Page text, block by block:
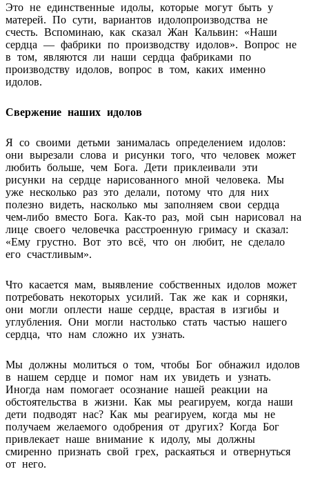
Это не единственные идолы, которые могут быть у
матерей. По сути, вариантов идолопроизводства не
счесть. Вспоминаю, как сказал Жан Кальвин: «Наши
сердца — фабрики по производству идолов». Вопрос не
в том, являются ли наши сердца фабриками по
производству идолов, вопрос в том, каких именно
идолов.
Свержение наших идолов
Я со своими детьми занималась определением идолов:
они вырезали слова и рисунки того, что человек может
любить больше, чем Бога. Дети приклеивали эти
рисунки на сердце нарисованного мной человека. Мы
уже несколько раз это делали, потому что для них
полезно видеть, насколько мы заполняем свои сердца
чем-либо вместо Бога. Как-то раз, мой сын нарисовал на
лице своего человечка расстроенную гримасу и сказал:
«Ему грустно. Вот это всё, что он любит, не сделало
его счастливым».
Что касается мам, выявление собственных идолов может
потребовать некоторых усилий. Так же как и сорняки,
они могли оплести наше сердце, врастая в изгибы и
углубления. Они могли настолько стать частью нашего
сердца, что нам сложно их узнать.
Мы должны молиться о том, чтобы Бог обнажил идолов
в нашем сердце и помог нам их увидеть и узнать.
Иногда нам помогает осознание нашей реакции на
обстоятельства в жизни. Как мы реагируем, когда наши
дети подводят нас? Как мы реагируем, когда мы не
получаем желаемого одобрения от других? Когда Бог
привлекает наше внимание к идолу, мы должны
смиренно признать свой грех, раскаяться и отвернуться
от него.